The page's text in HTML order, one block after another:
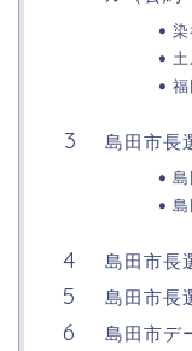
島田市長
島田市長
島田市長
島田市デ